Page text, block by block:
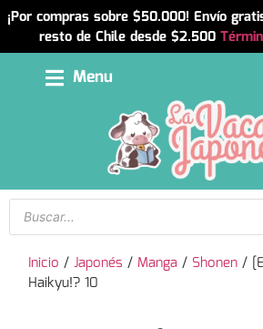
¡Por compras sobre $50.000! Envío
resto de Chile desde $2.500
Menu
Inicio /Japonés /Manga / Shonen /
Haikyu!? 10